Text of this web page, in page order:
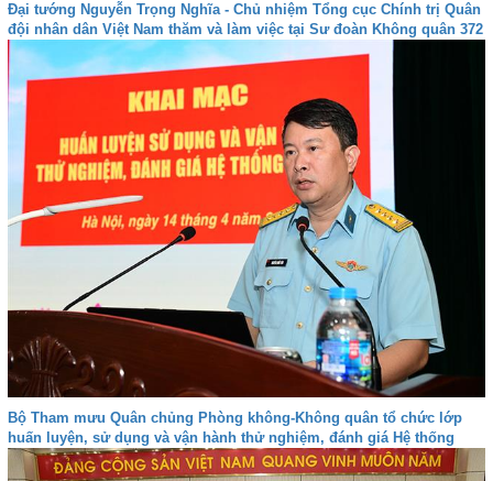
Đại tướng Nguyễn Trọng Nghĩa - Chủ nhiệm Tổng cục Chính trị Quân
đội nhân dân Việt Nam thăm và làm việc tại Sư đoàn Không quân 372
Bộ Tham mưu Quân chủng Phòng không-Không quân tổ chức lớp
huấn luyện, sử dụng và vận hành thử nghiệm, đánh giá Hệ thống
VQ2-M3